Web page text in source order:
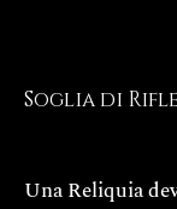
Soglia di
Una Reliquia